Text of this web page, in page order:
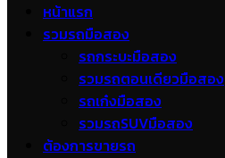
หน้าแรก
รวมรถมือสอง
รถกระบะมือสอง
รวมรถตอนเดียวมือสอง
รถเก๋งมือสอง
รวมรถSUVมือสอง
ต้องการขายรถ